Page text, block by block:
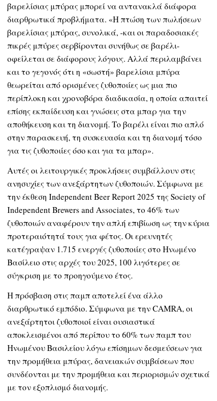
βαρελίσιας μπύρας μπορεί να αντανακλά διάφορα
διαρθρωτικά προβλήματα. «Η πτώση των πωλήσεων
βαρελίσιας μπύρας, συνολικά, -και οι παραδοσιακές
πικρές μπύρες σερβίρονται συνήθως σε βαρέλι-
οφείλεται σε διάφορους λόγους. Αλλά περιλαμβάνει
και το γεγονός ότι η «σωστή» βαρελίσια μπύρα
θεωρείται από ορισμένες ζυθοποιίες ως μια πιο
περίπλοκη και χρονοβόρα διαδικασία, η οποία απαιτεί
επίσης εκπαίδευση και γνώσεις στα μπαρ για την
αποθήκευση και τη διανομή. Το βαρέλι είναι πιο απλό
στην παρασκευή, τη συσκευασία και τη διανομή τόσο
για τις ζυθοποιίες όσο και για τα μπαρ».
Αυτές οι λειτουργικές προκλήσεις συμβάλλουν στις
ανησυχίες των ανεξάρτητων ζυθοποιών. Σύμφωνα με
την έκθεση Independent Beer Report 2025 της Society of
Independent Brewers and Associates, το 46% των
ζυθοποιών αναφέρουν την απλή επιβίωση ως την κύρια
προτεραιότητά τους για φέτος. Οι ερευνητές
κατέγραψαν 1.715 ενεργές ζυθοποιίες στο Ηνωμένο
Βασίλειο στις αρχές του 2025, 100 λιγότερες σε
σύγκριση με το προηγούμενο έτος.
Η πρόσβαση στις παμπ αποτελεί ένα άλλο
διαρθρωτικό εμπόδιο. Σύμφωνα με την CAMRA, οι
ανεξάρτητοι ζυθοποιοί είναι ουσιαστικά
αποκλεισμένοι από περίπου το 60% των παμπ του
Ηνωμένου Βασιλείου λόγω επίσημων δεσμεύσεων για
την προμήθεια μπύρας, δανειακών συμβάσεων που
συνδέονται με την προμήθεια και περιορισμών σχετικά
με τον εξοπλισμό διανομής.